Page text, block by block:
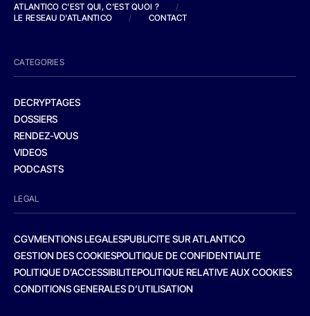
ATLANTICO C'EST QUI, C'EST QUOI ?
/
LE RESEAU D'ATLANTICO
/ CONTACT
CATEGORIES
DECRYPTAGES
DOSSIERS
RENDEZ-VOUS
VIDEOS
PODCASTS
LEGAL
CGVMENTIONS LEGALESPUBLICITE SUR ATLANTICO
GESTION DES COOKIESPOLITIQUE DE CONFIDENTIALITE
POLITIQUE D’ACCESSIBILITEPOLITIQUE RELATIVE AUX COOKIES
CONDITIONS GENERALES D’UTILISATION